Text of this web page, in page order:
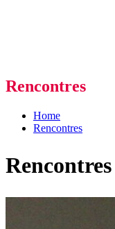
Rencontres
Home
Rencontres
Rencontres